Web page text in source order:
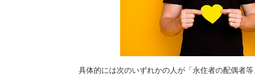
具体的には次のいずれかの人が「永住者の配偶者等